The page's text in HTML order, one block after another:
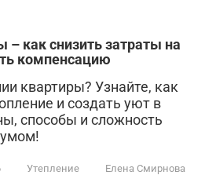
– как снизить затраты на
компенсацию
квартиры? Узнайте, как
и создать уют в
способы и сложность
Утепление Елена Смирнова